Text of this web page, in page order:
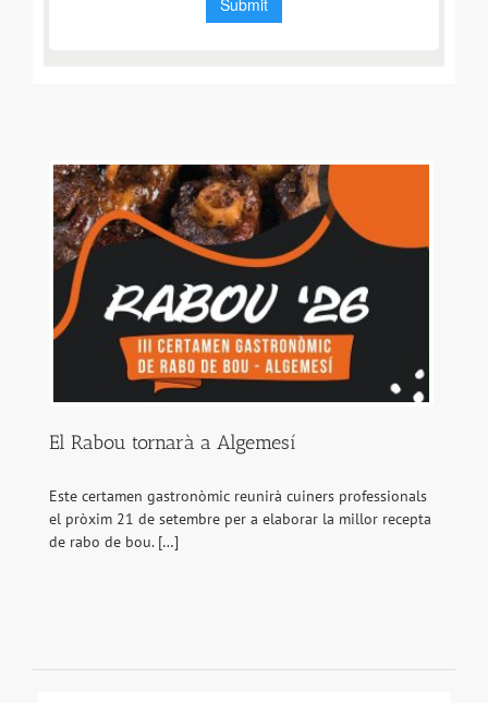
El Rabou tornarà a Algemesí
Este certamen gastronòmic reunirà cuiners professionals
el pròxim 21 de setembre per a elaborar la millor recepta
de rabo de bou. […]